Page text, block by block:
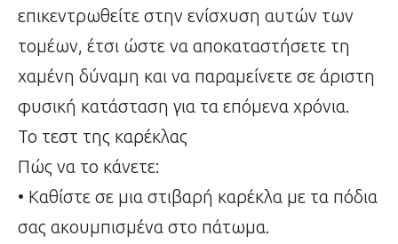
επικεντρωθείτε στην ενίσχυση αυτών των
τομέων, έτσι ώστε να αποκαταστήσετε τη
χαμένη δύναμη και να παραμείνετε σε άριστη
φυσική κατάσταση για τα επόμενα χρόνια.
Το τεστ της καρέκλας
Πώς να το κάνετε:
• Καθίστε σε μια στιβαρή καρέκλα με τα πόδια
σας ακουμπισμένα στο πάτωμα.